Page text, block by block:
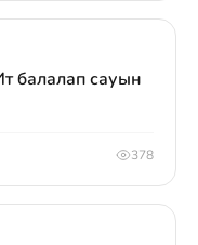
балалап сауын
378